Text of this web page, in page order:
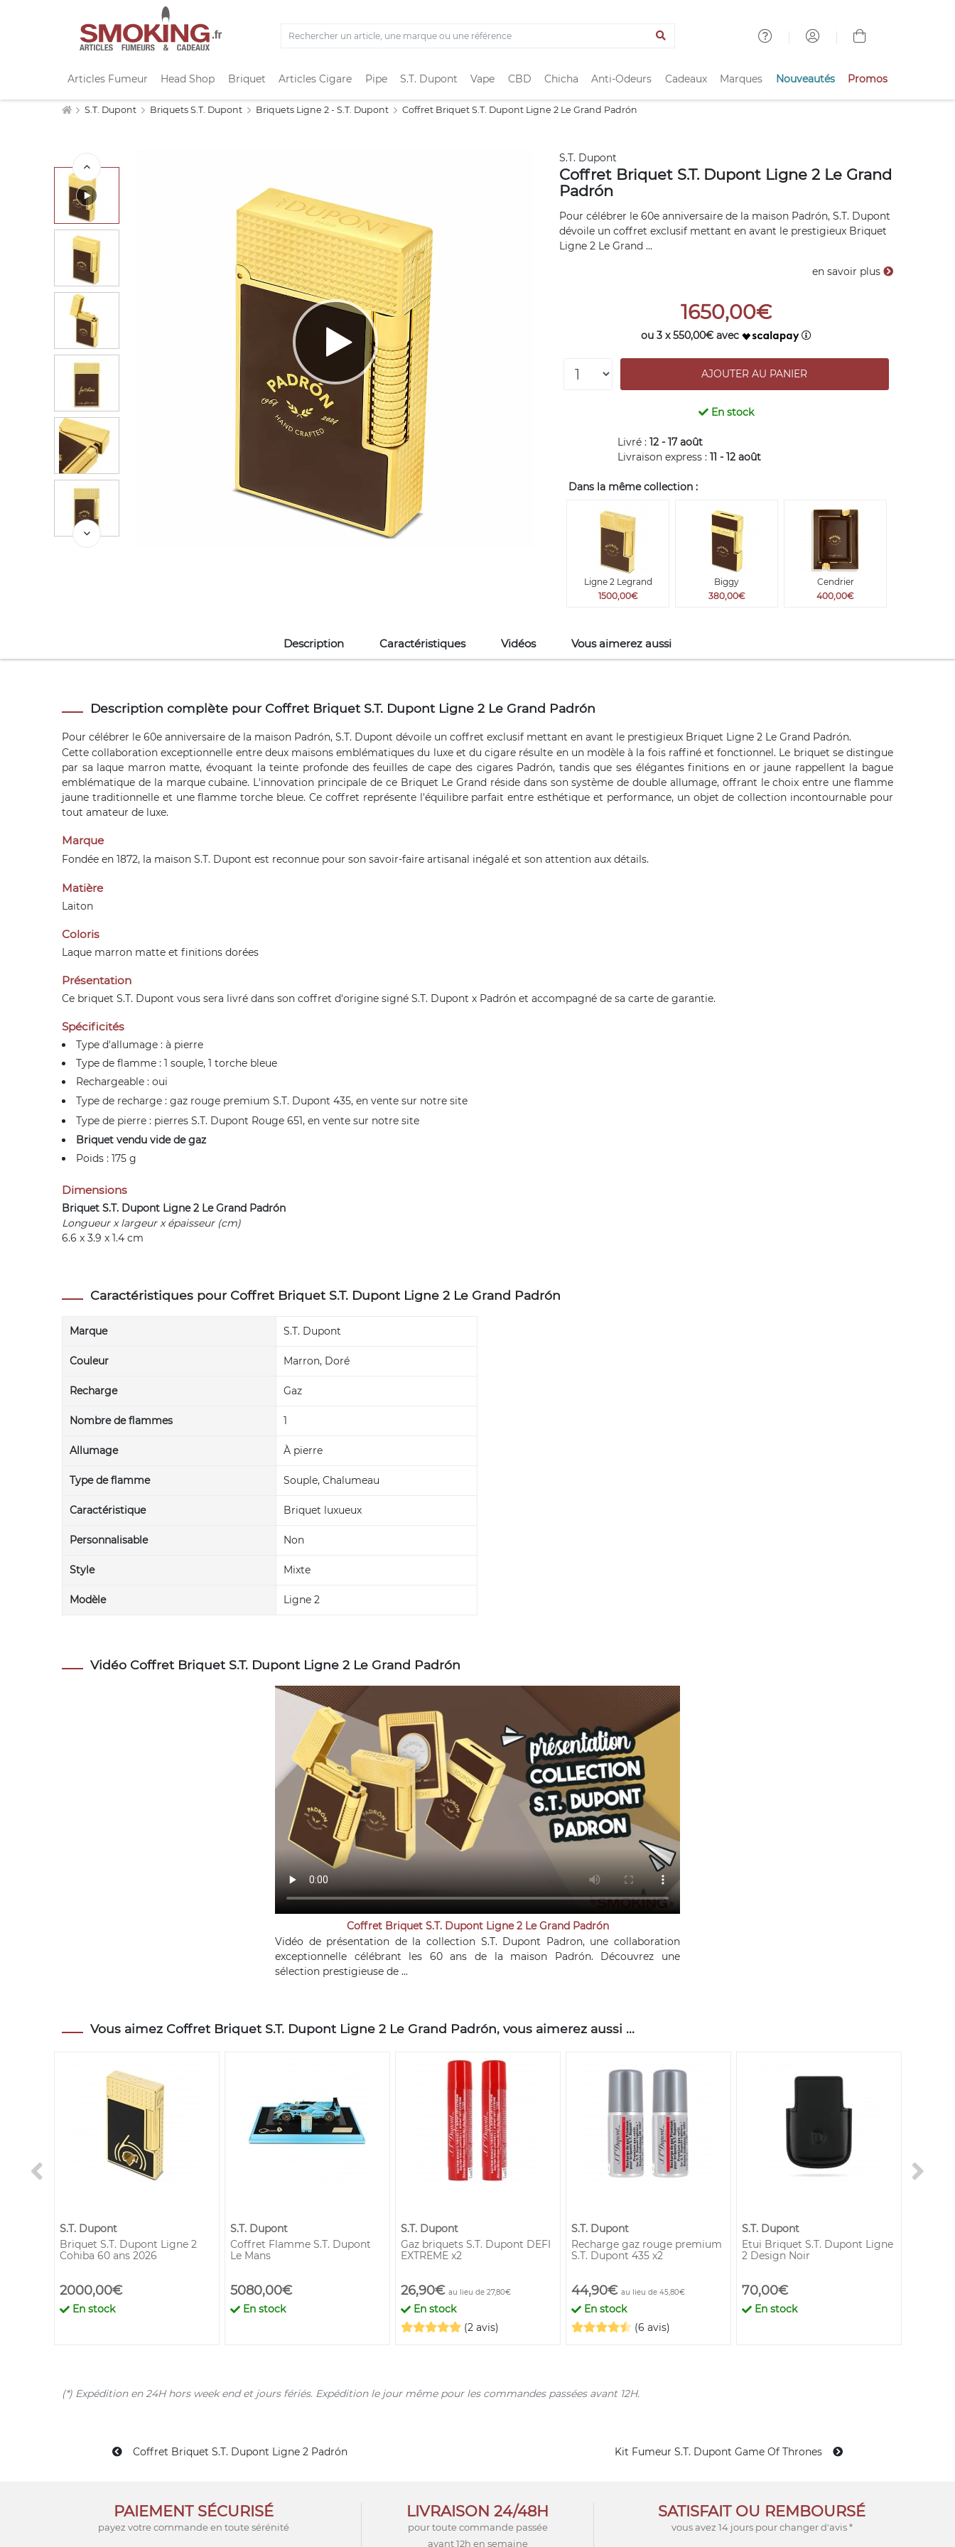
Articles Fumeur Head Shop Briquet Articles Cigare Pipe S.T. Dupont Vape CBD Chicha Anti-Odeurs Cadeaux Marques Nouveautés Promos
S.T. Dupont Briquets S.T. Dupont Briquets Ligne 2 - S.T. Dupont Coffret Briquet S.T. Dupont Ligne 2 Le Grand Padrón
S.T. Dupont
Coffret Briquet S.T. Dupont Ligne 2 Le Grand
Padrón
Pour célébrer le 60e anniversaire de la maison Padrón, S.T. Dupont
dévoile un coffret exclusif mettant en avant le prestigieux Briquet
Ligne 2 Le Grand ...
en savoir plus
1650,00€
ou 3 x 550,00€ avec
En stock
Livré :12 - 17 août
Livraison express :11 - 12 août
Dans la même collection :
Ligne 2 Legrand
1500,00€
Biggy
380,00€
Cendrier
400,00€
Description Caractéristiques Vidéos Vous aimerez aussi
Description complète pour Coffret Briquet S.T. Dupont Ligne 2 Le Grand Padrón
Pour célébrer le 60e anniversaire de la maison Padrón, S.T. Dupont dévoile un coffret exclusif mettant en avant le prestigieux Briquet Ligne 2 Le Grand Padrón.
Cette collaboration exceptionnelle entre deux maisons emblématiques du luxe et du cigare résulte en un modèle à la fois raffiné et fonctionnel. Le briquet se distingue
par sa laque marron matte, évoquant la teinte profonde des feuilles de cape des cigares Padrón, tandis que ses élégantes finitions en or jaune rappellent la bague
emblématique de la marque cubaine. L'innovation principale de ce Briquet Le Grand réside dans son système de double allumage, offrant le choix entre une flamme
jaune traditionnelle et une flamme torche bleue. Ce coffret représente l'équilibre parfait entre esthétique et performance, un objet de collection incontournable pour
tout amateur de luxe.
Marque
Fondée en 1872, la maison S.T. Dupont est reconnue pour son savoir-faire artisanal inégalé et son attention aux détails.
Matière
Laiton
Coloris
Laque marron matte et finitions dorées
Présentation
Ce briquet S.T. Dupont vous sera livré dans son coffret d'origine signé S.T. Dupont x Padrón et accompagné de sa carte de garantie.
Spécificités
Type d'allumage : à pierre
Type de flamme : 1 souple, 1 torche bleue
Rechargeable : oui
Type de recharge : gaz rouge premium S.T. Dupont 435, en vente sur notre site
Type de pierre : pierres S.T. Dupont Rouge 651, en vente sur notre site
Briquet vendu vide de gaz
Poids : 175 g
Dimensions
Briquet S.T. Dupont Ligne 2 Le Grand Padrón
Longueur x largeur x épaisseur (cm)
6.6 x 3.9 x 1.4 cm
Caractéristiques pour Coffret Briquet S.T. Dupont Ligne 2 Le Grand Padrón
Marque S.T. Dupont
Couleur Marron, Doré
Recharge Gaz
Nombre de flammes 1
Allumage À pierre
Type de flamme Souple, Chalumeau
Caractéristique Briquet luxueux
Personnalisable Non
Style Mixte
Modèle Ligne 2
Vidéo Coffret Briquet S.T. Dupont Ligne 2 Le Grand Padrón
Coffret Briquet S.T. Dupont Ligne 2 Le Grand Padrón
Vidéo de présentation de la collection S.T. Dupont Padron, une collaboration
exceptionnelle célébrant les 60 ans de la maison Padrón. Découvrez une
sélection prestigieuse de ...
Vous aimez Coffret Briquet S.T. Dupont Ligne 2 Le Grand Padrón, vous aimerez aussi ...
S.T. Dupont
Briquet S.T. Dupont Ligne 2
Cohiba 60 ans 2026
2000,00€
En stock
S.T. Dupont
Coffret Flamme S.T. Dupont
Le Mans
5080,00€
En stock
S.T. Dupont
Gaz briquets S.T. Dupont DEFI
EXTREME x2
26,90€ au lieu de 27,80€
En stock
(2 avis)
S.T. Dupont
Recharge gaz rouge premium
S.T. Dupont 435 x2
44,90€ au lieu de 45,80€
En stock
(6 avis)
S.T. Dupont
Etui Briquet S.T. Dupont Ligne
2 Design Noir
70,00€
En stock
(*) Expédition en 24H hors week end et jours fériés. Expédition le jour même pour les commandes passées avant 12H.
Coffret Briquet S.T. Dupont Ligne 2 Padrón Kit Fumeur S.T. Dupont Game Of Thrones
PAIEMENT SÉCURISÉ
payez votre commande en toute sérénité
LIVRAISON 24/48H
pour toute commande passée
avant 12h en semaine
SATISFAIT OU REMBOURSÉ
vous avez 14 jours pour changer d'avis *